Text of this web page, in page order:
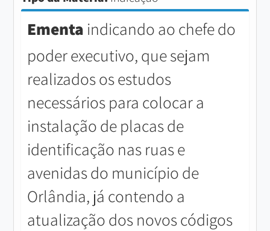
Ementa indicando ao chefe do
poder executivo, que sejam
realizados os estudos
necessários para colocar a
instalação de placas de
identificação nas ruas e
avenidas do município de
Orlândia, já contendo a
atualização dos novos códigos